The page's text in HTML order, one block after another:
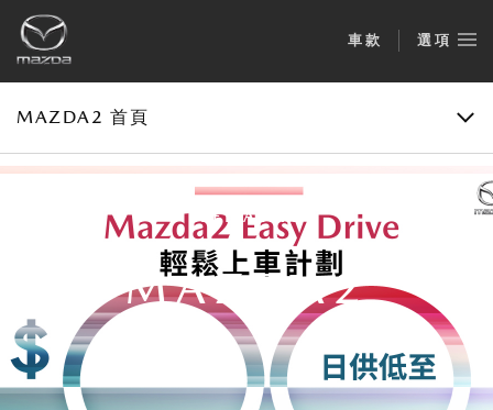
車款 選項
MAZDA2 首頁
FEEL ALIVE
MAZDA2